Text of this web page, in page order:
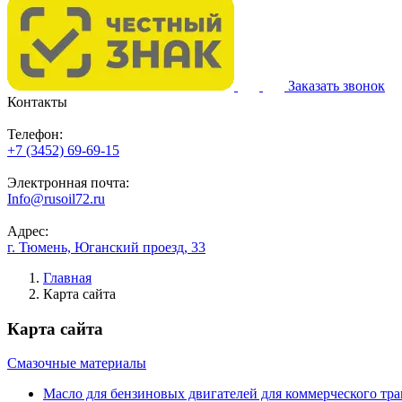
Заказать звонок
Контакты
Телефон:
+7 (3452) 69-69-15
Электронная почта:
Info@rusoil72.ru
Адрес:
г. Тюмень, Юганский проезд, 33
Главная
Карта сайта
Карта сайта
Смазочные материалы
Масло для бензиновых двигателей для коммерческого